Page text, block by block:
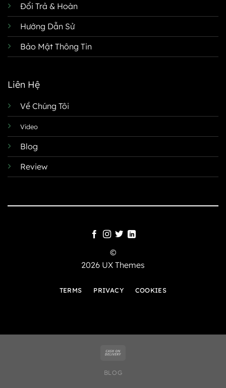
Đổi Trả & Hoàn
Hướng Dẫn Sử
Bảo Mật Thông Tin
Liên Hệ
Về Chúng Tôi
Video
Blog
Review
©
2026 UX Themes
TERMS PRIVACY COOKIES
BLOG